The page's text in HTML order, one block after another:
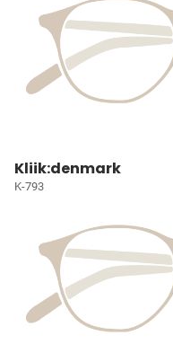
Kliik:denmark
K-793